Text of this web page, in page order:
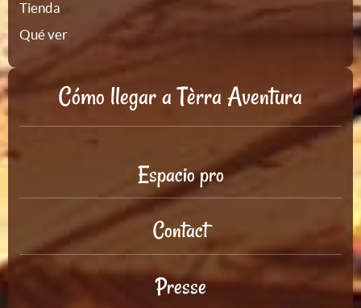
Tienda
Qué ver
Cómo llegar a Tèrra Aventura
Espacio pro
Contact
Presse